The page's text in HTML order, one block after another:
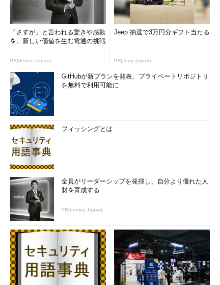
「さすが」と言われる驚きや感動
を。新しい価値を生む電通の挑戦
PR(dentsu Japan)
Jeep 抽選で3万円分ギフト当たる
PR(Jeep Japan)
GitHubが新プランを発表、プライベートリポジトリ
を無料で利用可能に
フィッシングとは
全員がリーダーシップを発揮し、自分より優れた人
財を育成する
PR(dentsu Japan)